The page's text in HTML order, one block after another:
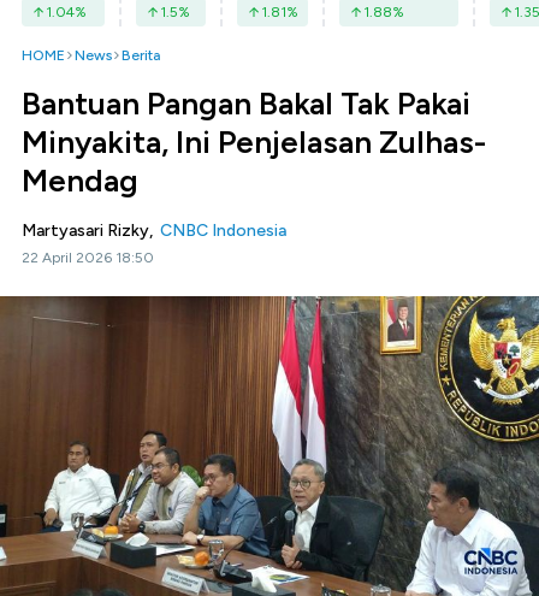
1.04% 1.5% 1.81% 1.88% 1.35
HOME News Berita
Bantuan Pangan Bakal Tak Pakai
Minyakita, Ini Penjelasan Zulhas-
Mendag
Martyasari Rizky, CNBC Indonesia
22 April 2026 18:50